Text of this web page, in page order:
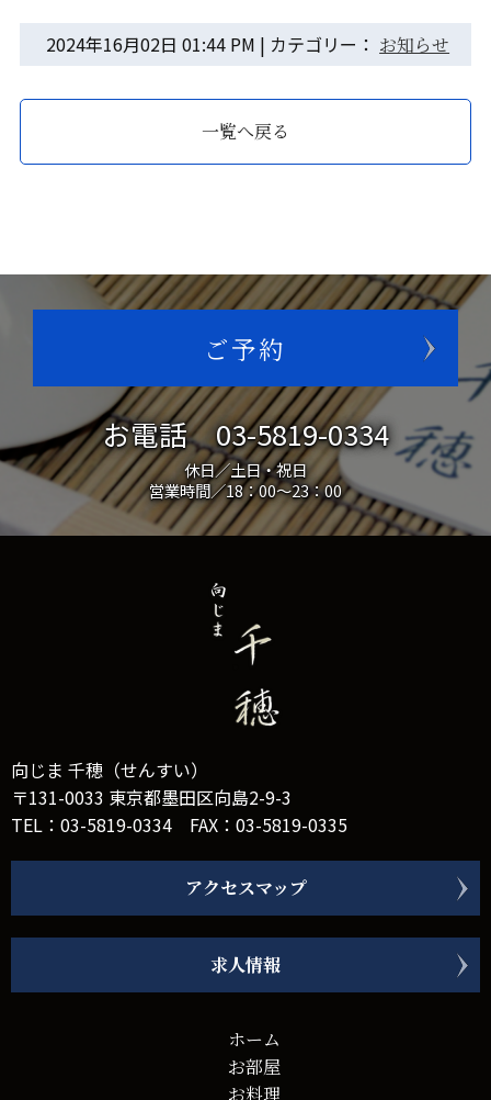
2024年16月02日 01:44 PM | カテゴリー： お知らせ
一覧へ戻る
ご予約
お電話03-5819-0334
休日／土日・祝日
営業時間／18：00～23：00
向じま 千穂（せんすい）
〒131-0033 東京都墨田区向島2-9-3
TEL： 03-5819-0334 FAX：03-5819-0335
アクセスマップ
求人情報
ホーム
お部屋
お料理